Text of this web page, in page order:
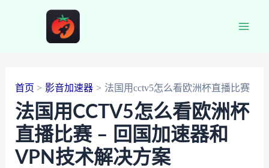
首页 影音加速器 法国用cctv5怎么看欧洲杯直播比赛
法国用CCTV5怎么看欧洲杯
直播比赛 – 回国加速器和
VPN技术解决方案